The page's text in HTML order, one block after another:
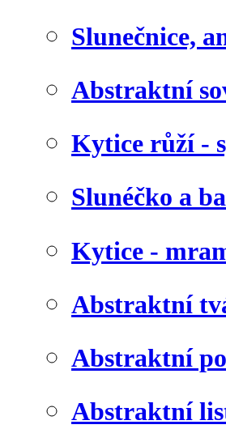
Slunečnice,
Abstraktní
Kytice růží -
Slunéčko a
Kytice -
Abstraktní
Abstraktní
Abstraktní